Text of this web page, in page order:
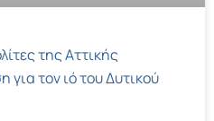
της Αττικής
τον ιό του Δυτικού